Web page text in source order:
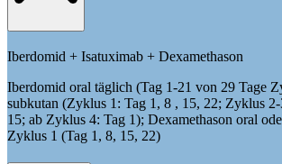
Iberdomid + Isatuximab + Dexamethason
Iberdomid oral täglich (Tag 1-21 von 29 Tage
subkutan (Zyklus 1: Tag 1, 8 , 15, 22; Zyklus
15; ab Zyklus 4: Tag 1); Dexamethason oral
Zyklus 1 (Tag 1, 8, 15, 22)